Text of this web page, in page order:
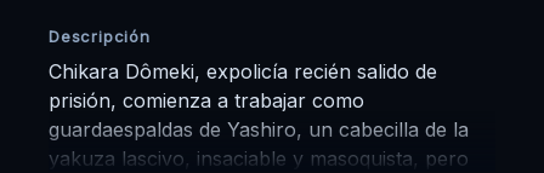
Descripción
Chikara Dômeki, expolicía recién salido de
prisión, comienza a trabajar como
guardaespaldas de Yashiro, un cabecilla de la
yakuza lascivo, insaciable y masoquista, pero